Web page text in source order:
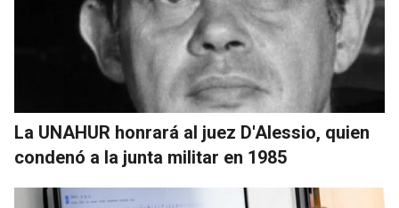
La UNAHUR honrará al juez D'Alessio, quien
condenó a la junta militar en 1985